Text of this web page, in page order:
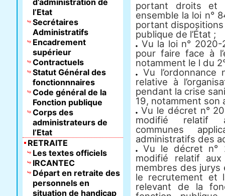
portant droits et
ensemble la loi n°
portant
publique de l’État ;
Vu la loi n° 2020-
pour faire face à
notamment le l du
Vu
relative à
pendant la crise
19, notamment son
Vu le décret n°
modifié relatif
communes
administratifs des
Vu le décret n°
modifié relatif
membres des
le recrutement et
relevant de la
d’administration de
l’Etat
Secrétaires
Administratifs
Encadrement
supérieur
Contractuels
Statut Général des
fonctionnnaires
Code général de la
Fonction publique
Corps des
administrateurs de
l’Etat
RETRAITE
Les textes officiels
IRCANTEC
Départ en retraite des
personnels en
situation de handicap